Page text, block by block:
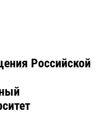
Российской